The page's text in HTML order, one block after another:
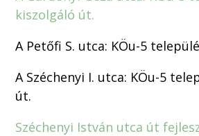
kiszolgáló út.
A Petőfi S. utca: KÖu-5
A Széchenyi I. utca: KÖu-5
út.
Széchenyi István utca út